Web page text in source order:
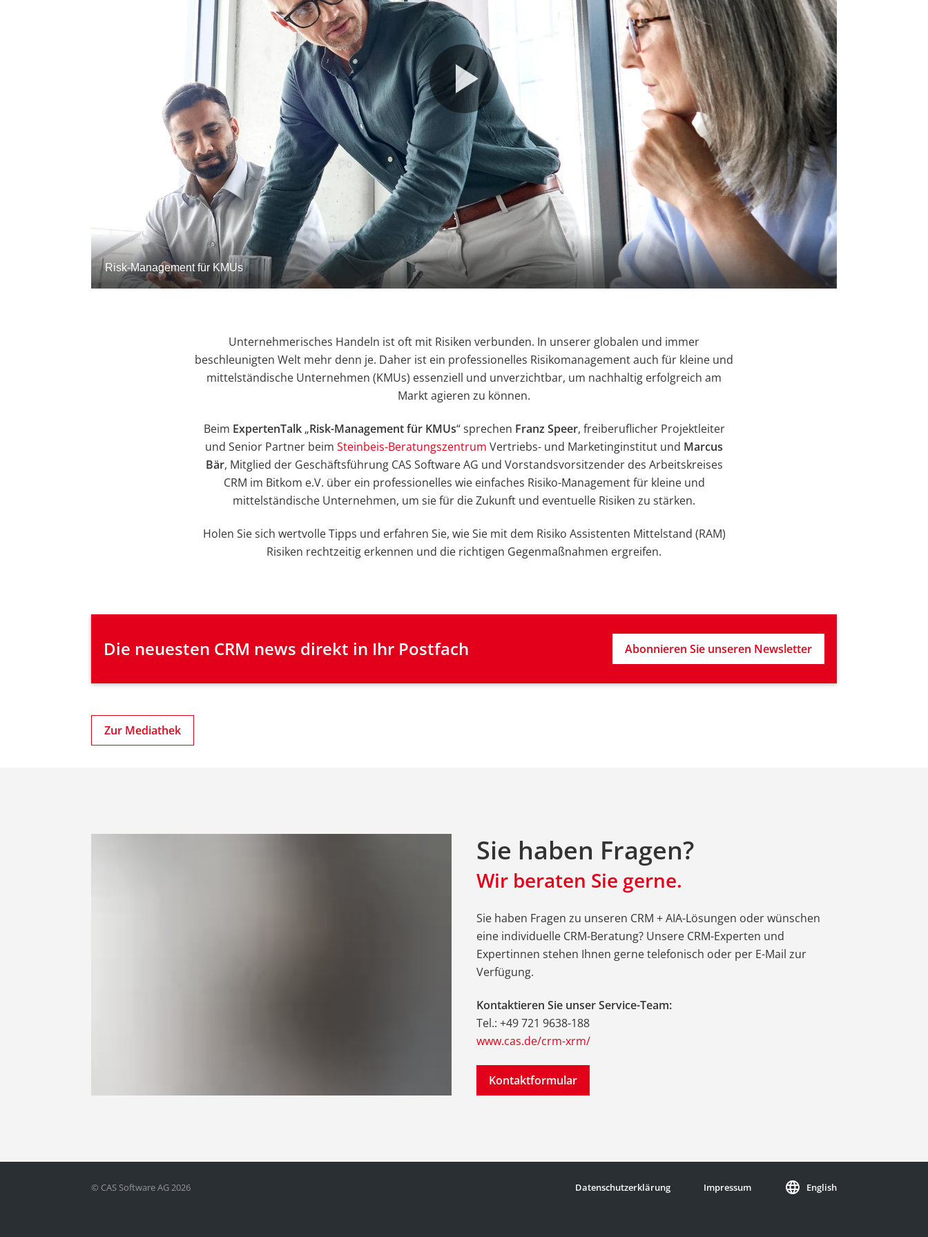
Unternehmerisches Handeln ist oft mit Risiken verbunden. In unserer globalen und immer
beschleunigten Welt mehr denn je. Daher ist ein professionelles Risikomanagement auch für kleine und
mittelständische Unternehmen (KMUs) essenziell und unverzichtbar, um nachhaltig erfolgreich am
Markt agieren zu können.
Beim ExpertenTalk„Risk-Management für KMUs“ sprechen Franz Speer, freiberuflicher Projektleiter
und Senior Partner beim Steinbeis-Beratungszentrum Vertriebs- und Marketinginstitut und Marcus
Bär, Mitglied der Geschäftsführung CAS Software AG und Vorstandsvorsitzender des Arbeitskreises
CRM im Bitkom e.V. über ein professionelles wie einfaches Risiko-Management für kleine und
mittelständische Unternehmen, um sie für die Zukunft und eventuelle Risiken zu stärken.
Holen Sie sich wertvolle Tipps und erfahren Sie, wie Sie mit dem Risiko Assistenten Mittelstand (RAM)
Risiken rechtzeitig erkennen und die richtigen Gegenmaßnahmen ergreifen.
Die neuesten CRM news direkt in Ihr Postfach Abonnieren Sie unseren Newsletter
Zur Mediathek
Sie haben Fragen?
Wir beraten Sie gerne.
Sie haben Fragen zu unseren CRM + AIA-Lösungen oder wünschen
eine individuelle CRM-Beratung? Unsere CRM-Experten und
Expertinnen stehen Ihnen gerne telefonisch oder per E-Mail zur
Verfügung.
Kontaktieren Sie unser Service-Team:
Tel.: +49 721 9638-188
www.cas.de/crm-xrm/
Kontaktformular
© CAS Software AG 2026 Datenschutzerklärung Impressum language English